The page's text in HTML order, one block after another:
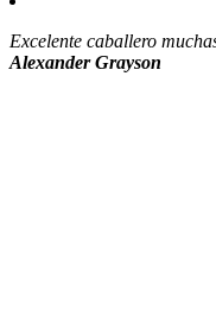
Excelente caballero
Alexander Grayson